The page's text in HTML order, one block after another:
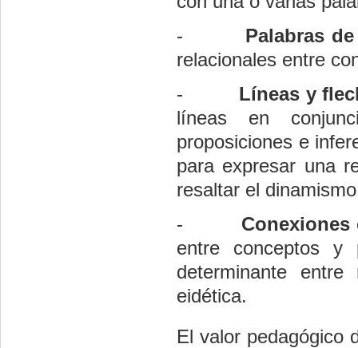
- Palabras
relacionales entre
- Líneas y
líneas en
proposiciones e
para expresar una
resaltar el
-
entre conceptos y
determinante
eidética.
El valor pedagógico